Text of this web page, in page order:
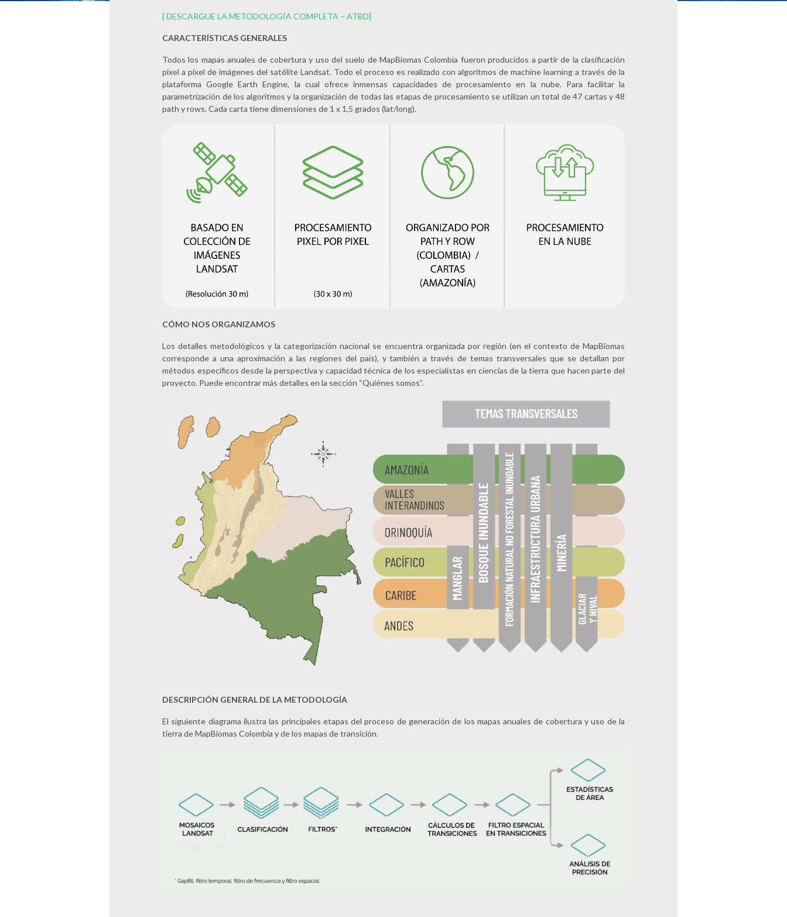
[ DESCARGUE LA METODOLOGÍA COMPLETA – ATBD]
CARACTERÍSTICAS GENERALES
Todos los mapas anuales de cobertura y uso del suelo de MapBiomas Colombia fueron producidos a partir de la clasificación
píxel a píxel de imágenes del satélite Landsat. Todo el proceso es realizado con algoritmos de machine learning a través de la
plataforma Google Earth Engine, la cual ofrece inmensas capacidades de procesamiento en la nube. Para facilitar la
parametrización de los algoritmos y la organización de todas las etapas de procesamiento se utilizan un total de 47 cartas y 48
path y rows. Cada carta tiene dimensiones de 1 x 1,5 grados (lat/long).
CÓMO NOS ORGANIZAMOS
Los detalles metodológicos y la categorización nacional se encuentra organizada por región (en el contexto de MapBiomas
corresponde a una aproximación a las regiones del país), y también a través de temas transversales que se detallan por
métodos específicos desde la perspectiva y capacidad técnica de los especialistas en ciencias de la tierra que hacen parte del
proyecto. Puede encontrar más detalles en la sección “Quiénes somos”.
DESCRIPCIÓN GENERAL DE LA METODOLOGÍA
El siguiente diagrama ilustra las principales etapas del proceso de generación de los mapas anuales de cobertura y uso de la
tierra de MapBiomas Colombia y de los mapas de transición.